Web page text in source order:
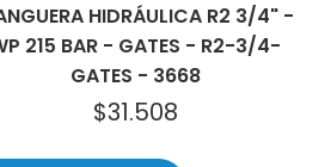
HIDRÁULICA R2 3/4" -
215 BAR - GATES - R2-3/4-
GATES - 3668
$31.508